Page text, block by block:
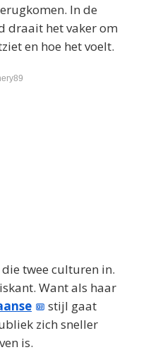
In de
draait het vaker om
en hoe het voelt.
twee culturen in.
Want als haar
stijl gaat
zich sneller
is.